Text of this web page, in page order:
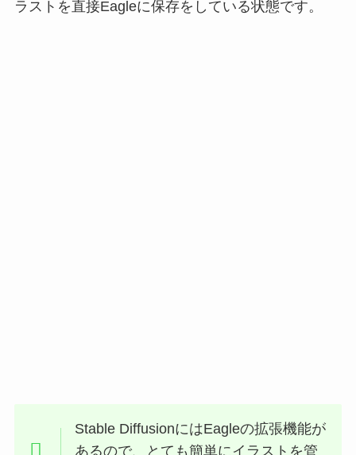
ラストを直接Eagleに保存をしている状態です。
Stable DiffusionにはEagleの拡張機能が
あるので、とても簡単にイラストを管